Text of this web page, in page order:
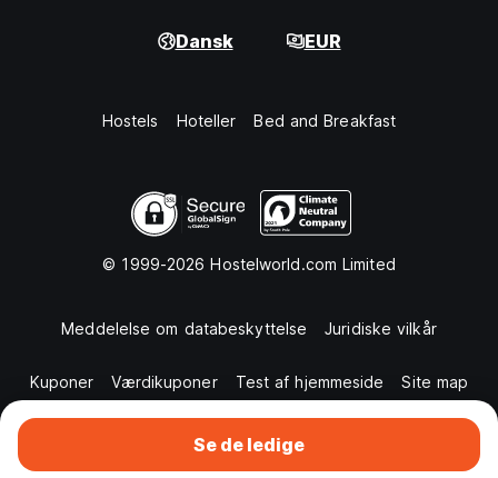
Se de ledige
Dansk EUR
Hostels Hoteller Bed and Breakfast
© 1999-2026 Hostelworld.com Limited
Meddelelse om databeskyttelse Juridiske vilkår
Kuponer Værdikuponer Test af hjemmeside Site map